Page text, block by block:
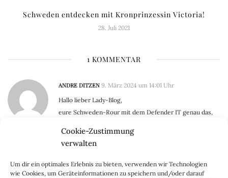
Cookie-Zustimmung
verwalten
Um dir ein optimales Erlebnis zu bieten, verwenden wir Technologien
wie Cookies, um Geräteinformationen zu speichern und/oder darauf
Schweden entdecken mit Kronprinzessin Victoria!
28. Juli 2021
1 KOMMENTAR
ANDRE DITZEN 9. März 2024 um 14:01 Uhr
Hallo lieber Lady-Blog,
eure Schweden-Rour mit dem Defender IT genau das,
planen.
Könnt ihr uns ein wenig zu eurer Route schreiben und
evtl die Plätze, wo ihr übernachtet habt?
Wir sind auch mit unserem Defender unterwegs und